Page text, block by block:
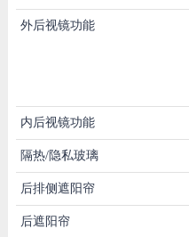
外后视镜功能
内后视镜功能
隔热/隐私玻璃
后排侧遮阳帘
后遮阳帘